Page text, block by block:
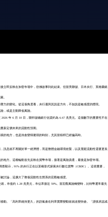
立即反映在加密市場中，彷彿故事到此結束。但當美聯儲、日本央行、英格蘭銀
。
力的變化。從這個角度看，央行週與其說是方向，不如說是敏感度的體現。
，或是主動降低風險。
年 6 月 10 日，聯邦儲備銀行信貸約為 6.67 兆美元。這個數字的重要性不在
新定價未來的流動性預期。
的地方，也是持倉變得脆弱的時刻，尤其當槓桿已經偏高時。
訊息就不再關於單一經濟體，而是整體金融環境收緊，以及寬鬆流動性需要更長
地方。這種輪動首先反映在貨幣市場，接著是風險資產，最後是加密市場。
顯示，91% 的央行正在以某種形式探索央行數位貨幣（CBDC）。這很重要，
討論，這擴大了整個流動性生態系的宏觀敏感度。
，市值約 1.28 兆美元，市佔率接近 59%。當宏觀風險轉變時，比特幣通常最先
動。「高利率維持更久」的語氣會在利率實際變動前就改變持倉。「謹慎承認成